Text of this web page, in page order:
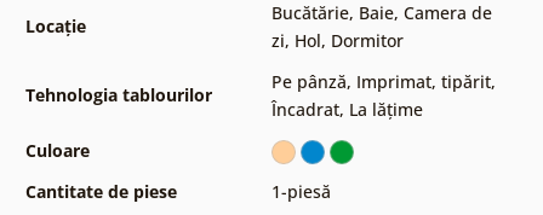
Locație
Bucătărie, Baie, Camera de
zi, Hol, Dormitor
Tehnologia tablourilor
Pe pânză, Imprimat, tipărit,
Încadrat, La lățime
Culoare
Cantitate de piese
1-piesă